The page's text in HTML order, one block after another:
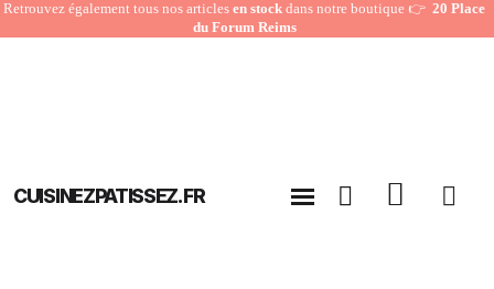
Retrouvez également tous nos articles en stock dans notre boutique 👉20 Place
du Forum Reims
CUISINEZPATISSEZ.FR